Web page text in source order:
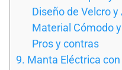
Diseño de Velcro
Material Cómodo
Pros y contras
9. Manta Eléctrica